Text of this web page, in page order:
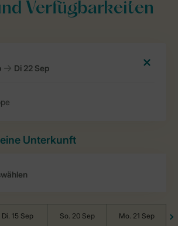
Verfügbarkeiten
Unterkunft
Di. 15 Sep So. 20 Sep Mo. 21 Sep